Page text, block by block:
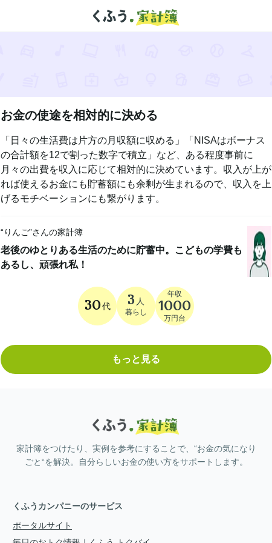
お金の使途を相対的に決める
「日々の生活費は片方の月収額に収める」「NISAはボーナス
の合計額を12で割った数字で積立」など、ある程度事前に
月々の出費を収入に応じて相対的に決めています。収入が上が
れば使えるお金にも貯蓄額にも余剰が生まれるので、収入を上
げるモチベーションにも繋がります。
“りんご”さんの家計簿
老後のゆとりある生活のために貯蓄中。こどもの学費も
あるし、頑張れ私！
30代 3 人
暮らし
年収
1000
万円台
もっと見る
家計簿をつけたり、実例を参考にすることで、“お金の気になり
ごと“を解決。自分らしいお金の使い方をサポートします。
くふうカンパニーのサービス
ポータルサイト